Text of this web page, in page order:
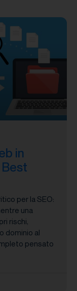
in
per la SEO:
una
rischi,
dominio al
pensato